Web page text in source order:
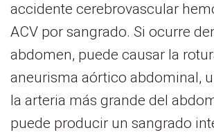
accidente cerebrovascular
ACV por sangrado. Si ocurre
abdomen, puede causar la
aneurisma aórtico abdominal,
la arteria más grande del
puede producir un sangrado